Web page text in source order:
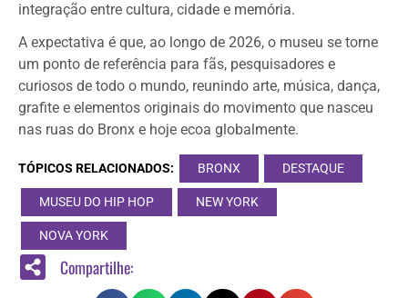
integração entre cultura, cidade e memória.
A expectativa é que, ao longo de 2026, o museu se torne
um ponto de referência para fãs, pesquisadores e
curiosos de todo o mundo, reunindo arte, música, dança,
grafite e elementos originais do movimento que nasceu
nas ruas do Bronx e hoje ecoa globalmente.
TÓPICOS RELACIONADOS: BRONX DESTAQUE
MUSEU DO HIP HOP NEW YORK
NOVA YORK
Compartilhe: